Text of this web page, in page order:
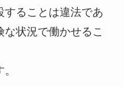
することは違法であ
な状況で働かせるこ